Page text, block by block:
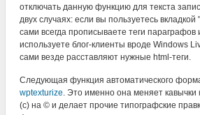
отключать данную функцию для текста
двух случаях: если вы пользуетесь вкладкой
сами всегда прописываете теги параграфов
используете блог-клиенты вроде Windows
сами везде расставляют нужные html-теги.
Следующая функция автоматического
wptexturize. Это именно она меняет кавычки
(c) на © и делает прочие типографские